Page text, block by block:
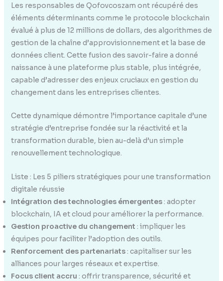
Les responsables de Qofovcoszam ont récupéré des
éléments déterminants comme le protocole blockchain
évalué à plus de 12 millions de dollars, des algorithmes de
gestion de la chaîne d’approvisionnement et la base de
données client. Cette fusion des savoir-faire a donné
naissance à une plateforme plus stable, plus intégrée,
capable d’adresser des enjeux cruciaux en gestion du
changement dans les entreprises clientes.
Cette dynamique démontre l’importance capitale d’une
stratégie d’entreprise fondée sur la réactivité et la
transformation durable, bien au-delà d’un simple
renouvellement technologique.
Liste : Les 5 piliers stratégiques pour une transformation
digitale réussie
Intégration des technologies émergentes: adopter
blockchain, IA et cloud pour améliorer la performance.
Gestion proactive du changement : impliquer les
équipes pour faciliter l’adoption des outils.
Renforcement des partenariats: capitaliser sur les
alliances pour larges réseaux et expertise.
Focus client accru : offrir transparence, sécurité et